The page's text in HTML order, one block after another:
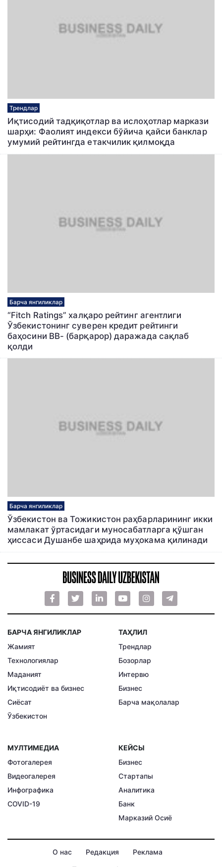
Трендлар
Иқтисодий тадқиқотлар ва ислоҳотлар маркази
шарҳи: Фаолият индекси бўйича қайси банклар
умумий рейтингда етакчилик қилмоқда
Барча янгиликлар
“Fitch Ratings” халқаро рейтинг агентлиги
Ўзбекистонинг суверен кредит рейтинги
баҳосини ВВ- (барқарор) даражада сақлаб
қолди
Барча янгиликлар
Ўзбекистон ва Тожикистон раҳбарларининг икки
мамлакат ўртасидаги муносабатларга қўшган
ҳиссаси Душанбе шаҳрида муҳокама қилинади
БАРЧА ЯНГИЛИКЛАР
Жамият
Технологиялар
Маданият
Иқтисодиёт ва бизнес
Сиёсат
Ўзбекистон
ТАҲЛИЛ
Трендлар
Бозорлар
Интервю
Бизнес
Барча мақолалар
МУЛТИМЕДИА
Фотогалерея
Видеогалерея
Инфографика
COVID-19
КЕЙСЫ
Бизнес
Стартапы
Аналитика
Банк
Марказий Осиё
О нас Редакция Реклама